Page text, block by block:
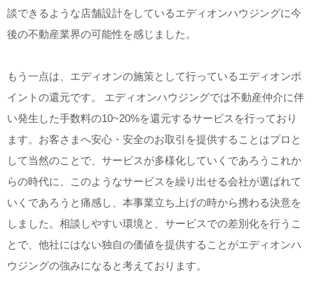
談できるような店舗設計をしているエディオンハウジングに今
後の不動産業界の可能性を感じました。
もう一点は、エディオンの施策として行っているエディオンポ
イントの還元です。 エディオンハウジングでは不動産仲介に伴
い発生した手数料の10~20%を還元するサービスを行っており
ます。お客さまへ安心・安全のお取引を提供することはプロと
して当然のことで、サービスが多様化していくであろうこれか
らの時代に、このようなサービスを繰り出せる会社が選ばれて
いくであろうと痛感し、本事業立ち上げの時から携わる決意を
しました。相談しやすい環境と、サービスでの差別化を行うこ
とで、他社にはない独自の価値を提供することがエディオンハ
ウジングの強みになると考えております。